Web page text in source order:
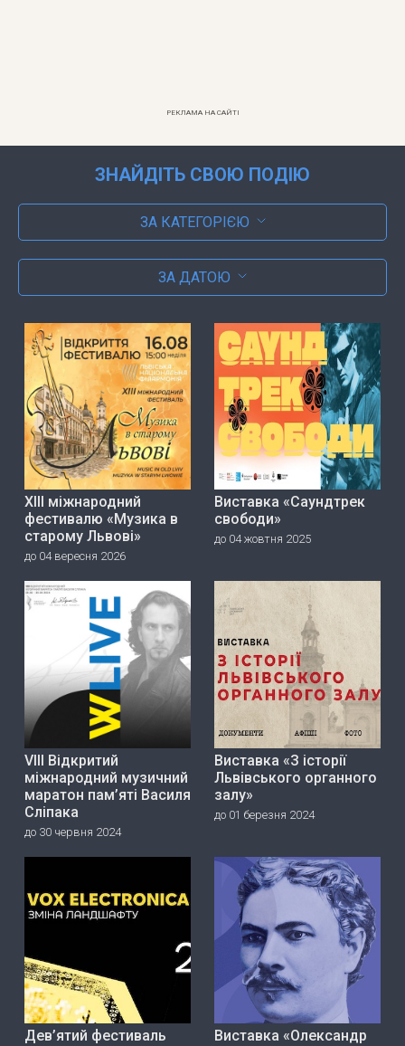
РЕКЛАМА НА САЙТІ
ЗНАЙДІТЬ СВОЮ ПОДІЮ
ЗА КАТЕГОРІЄЮ
ЗА ДАТОЮ
ХІІІ міжнародний
фестивалю «Музика в
старому Львові»
до 04 вересня 2026
Виставка «Саундтрек
свободи»
до 04 жовтня 2025
VIII Відкритий
міжнародний музичний
маратон пам’яті Василя
Сліпака
до 30 червня 2024
Виставка «З історії
Львівського органного
залу»
до 01 березня 2024
Дев’ятий фестиваль
Виставка «Олександр